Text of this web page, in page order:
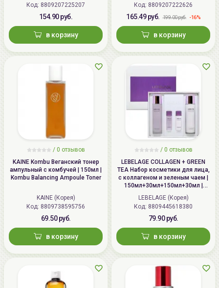
Код: 8809207225207
154.90 руб.
в корзину
Код: 8809207222626
165.49 руб. 199.00 руб. -16%
в корзину
/ 0 отзывов
KAINE Kombu Веганский тонер
ампульный с комбучей | 150мл |
Kombu Balancing Ampoule Toner
KAINE (Корея)
Код: 8809738595756
69.50 руб.
в корзину
/ 0 отзывов
LEBELAGE COLLAGEN + GREEN
TEA Набор косметики для лица,
c коллагеном и зеленым чаем |
150мл+30мл+150мл+30мл |
COLLAGEN + GREEN TEA Moisture
2 Set
LEBELAGE (Корея)
Код: 8809445618380
79.90 руб.
в корзину